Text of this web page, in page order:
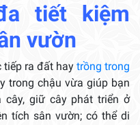
tiết kiệm
vườn
tiếp ra đất hay trồng trong
trong chậu vừa giúp bạn
cây, giữ cây phát triển ở
tích sân vườn; có thể di